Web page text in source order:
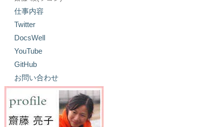
仕事内容
Twitter
DocsWell
YouTube
GitHub
お問い合わせ